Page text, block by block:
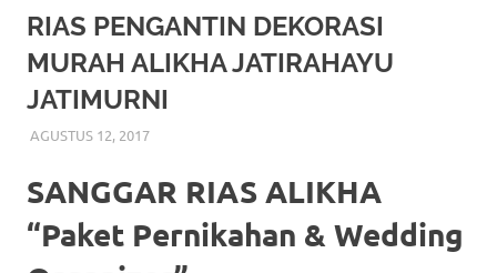
More
hints
rolex
replica .
my
website
RIAS PENGANTIN DEKORASI
MURAH ALIKHA JATIRAHAYU
JATIMURNI
AGUSTUS 12, 2017RIASALIKHA
RIAS PENGANTIN
SANGGAR RIAS ALIKHA
“Paket Pernikahan & Wedding